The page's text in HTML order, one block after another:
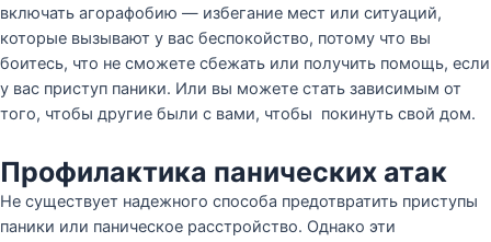
включать агорафобию — избегание мест или ситуаций,
которые вызывают у вас беспокойство, потому что вы
боитесь, что не сможете сбежать или получить помощь, если
у вас приступ паники. Или вы можете стать зависимым от
того, чтобы другие были с вами, чтобы покинуть свой дом.
Профилактика панических атак
Не существует надежного способа предотвратить приступы
паники или паническое расстройство. Однако эти